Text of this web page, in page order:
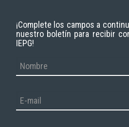
¡Complete los campos a
nuestro boletín para recibir
IEPG!